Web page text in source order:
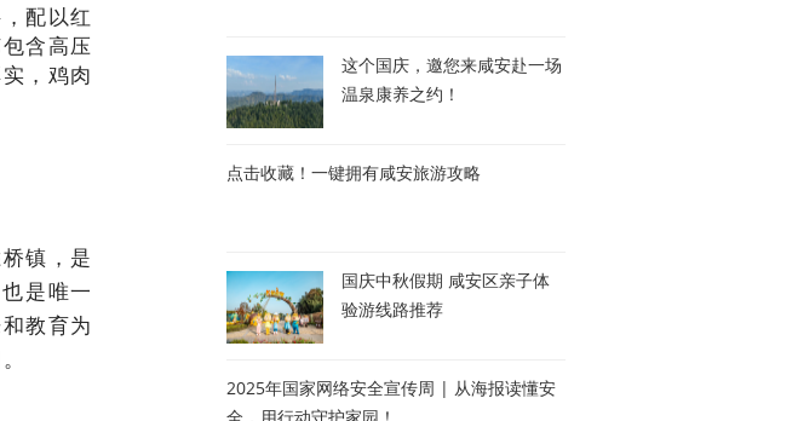
配以红
含高压
，鸡肉
镇，是
是唯一
教育为
这个国庆，邀您来咸安赴一场
温泉康养之约！
点击收藏！一键拥有咸安旅游攻略
国庆中秋假期 咸安区亲子体
验游线路推荐
2025年国家网络安全宣传周 | 从海报读懂安